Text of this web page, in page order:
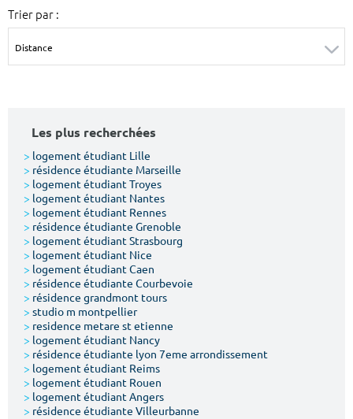
Type de location
Votre date d'entrée
Trier par :
Les plus recherchées
> logement étudiant Lille
> résidence étudiante Marseille
> logement étudiant Troyes
> logement étudiant Nantes
> logement étudiant Rennes
> résidence étudiante Grenoble
> logement étudiant Strasbourg
> logement étudiant Nice
> logement étudiant Caen
> résidence étudiante Courbevoie
> résidence grandmont tours
> studio m montpellier
> residence metare st etienne
> logement étudiant Nancy
> résidence étudiante lyon 7eme arrondissement
> logement étudiant Reims
> logement étudiant Rouen
> logement étudiant Angers
> résidence étudiante Villeurbanne